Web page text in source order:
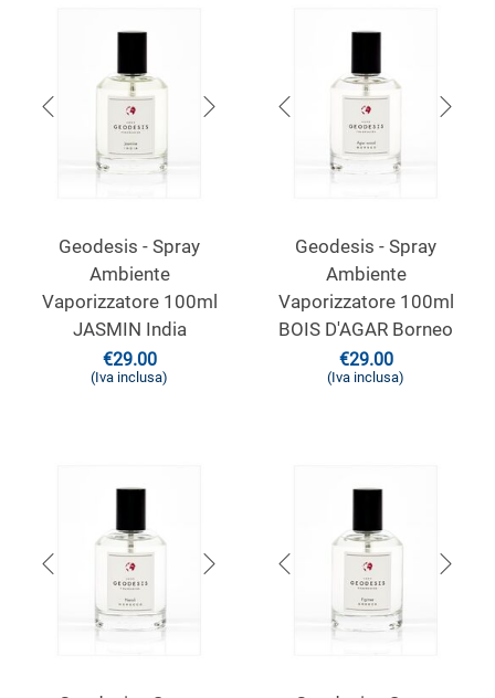
Geodesis - Spray
Ambiente
Vaporizzatore 100ml
JASMIN India
€29.00
(Iva inclusa)
Geodesis - Spray
Ambiente
Vaporizzatore 100ml
BOIS D'AGAR Borneo
€29.00
(Iva inclusa)